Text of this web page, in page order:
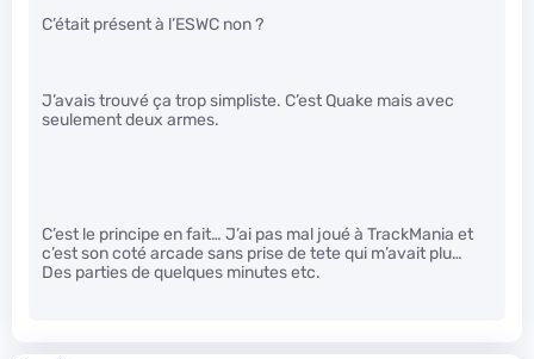
C’était présent à l’ESWC non ?
J’avais trouvé ça trop simpliste. C’est Quake mais avec
seulement deux armes.
C’est le principe en fait… J’ai pas mal joué à TrackMania et
c’est son coté arcade sans prise de tete qui m’avait plu…
Des parties de quelques minutes etc.